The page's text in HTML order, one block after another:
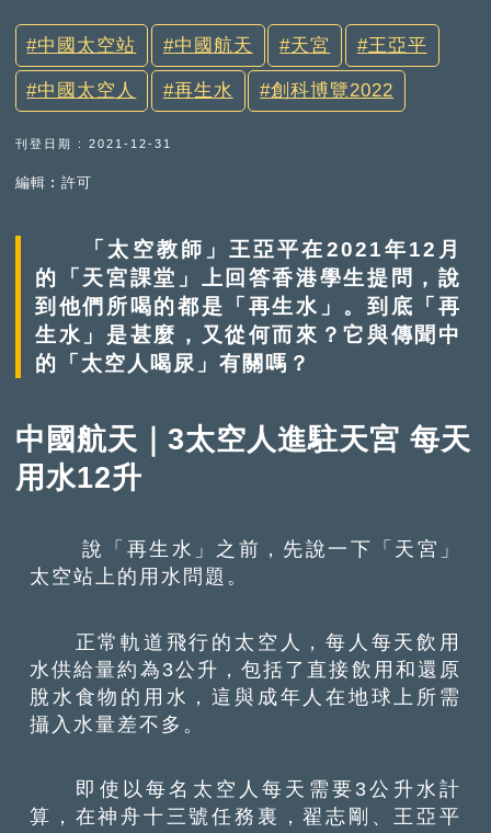
中國太空站 中國航天 天宮 王亞平
中國太空人 再生水 創科博覽2022
刊登日期 : 2021-12-31
編輯︰許可
「太空教師」王亞平在2021年12月
的「天宮課堂」上回答香港學生提問，說
到他們所喝的都是「再生水」。到底「再
生水」是甚麼，又從何而來？它與傳聞中
的「太空人喝尿」有關嗎？
中國航天｜3太空人進駐天宮 每天
用水12升
說「再生水」之前，先說一下「天宮」
太空站上的用水問題。
正常軌道飛行的太空人，每人每天飲用
水供給量約為3公升，包括了直接飲用和還原
脫水食物的用水，這與成年人在地球上所需
攝入水量差不多。
即使以每名太空人每天需要3公升水計
算，在神舟十三號任務裏，翟志剛、王亞平